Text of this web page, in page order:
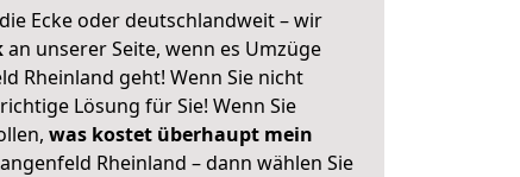
Ecke oder deutschlandweit – wir
an unserer Seite, wenn es Umzüge
Rheinland geht! Wenn Sie nicht
Lösung für Sie! Wenn Sie
was kostet überhaupt mein
Rheinland – dann wählen Sie